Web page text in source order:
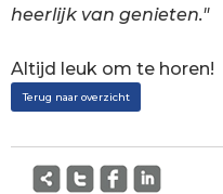
heerlijk van genieten."
Altijd leuk om te horen!
Terug naar overzicht